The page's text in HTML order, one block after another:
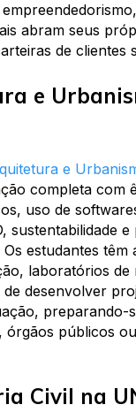
abram seus
de clientes
e
e
completa com
uso de
sustentabilidade
estudantes têm
laboratórios de
desenvolver
preparando-
órgãos públicos
Civil na